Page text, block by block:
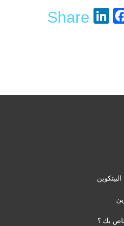
Facebook
LinkedIn
Share
بك ؟